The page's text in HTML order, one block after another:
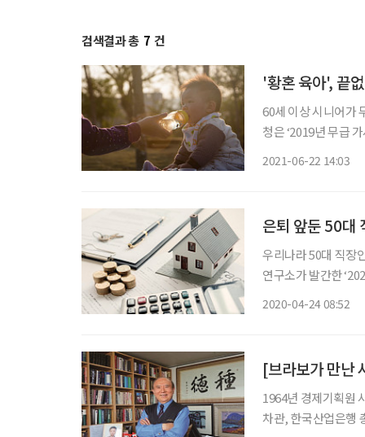
검색결과 총 7 건
'황혼 육아', 끝
60세 이상 시니어가
청은 ‘2019년 무급
2021-06-22 14:03
은퇴 앞둔 50
우리나라 50대 직장
연구소가 발간한
2020-04-24 08:52
1964년 경제기획원
차관, 한국산업은행